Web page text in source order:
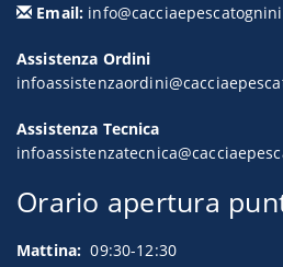
Email:
Assistenza Ordini
Assistenza Tecnica
Orario apertura
Mattina: 09:30-12:30